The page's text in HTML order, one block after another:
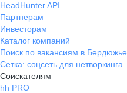
HeadHunter API
Партнерам
Инвесторам
Каталог компаний
Поиск по вакансиям в Бердюжье
Сетка: соцсеть для нетворкинга
Соискателям
hh PRO